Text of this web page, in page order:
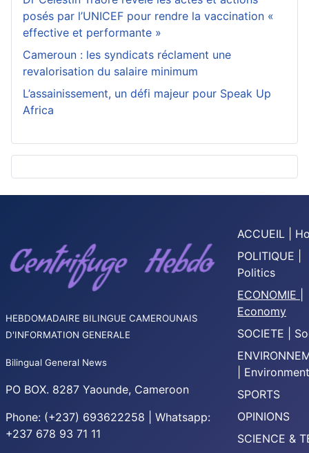
posés par l’UNICEF pour rendre la vaccination «
effective et performante »
Cameroun : les syndicats réclament une
revalorisation du salaire minimum
L’assainissement, un défi majeur pour Speak Up
Africa
HEBDOMADAIRE BILINGUE CAMEROUNAIS
D'INFORMATION GENERALE
Bilingual General News
PO BOX. 8287 Yaounde, Cameroon
Phone: (+237) 693622258 | Whatsapp:
+237 678 93 71 11
ACCUEIL |
POLITIQUE |
Politics
ECONOMIE |
Economy
SOCIETE |
| Environment
SPORTS
OPINIONS
SCIENCE &